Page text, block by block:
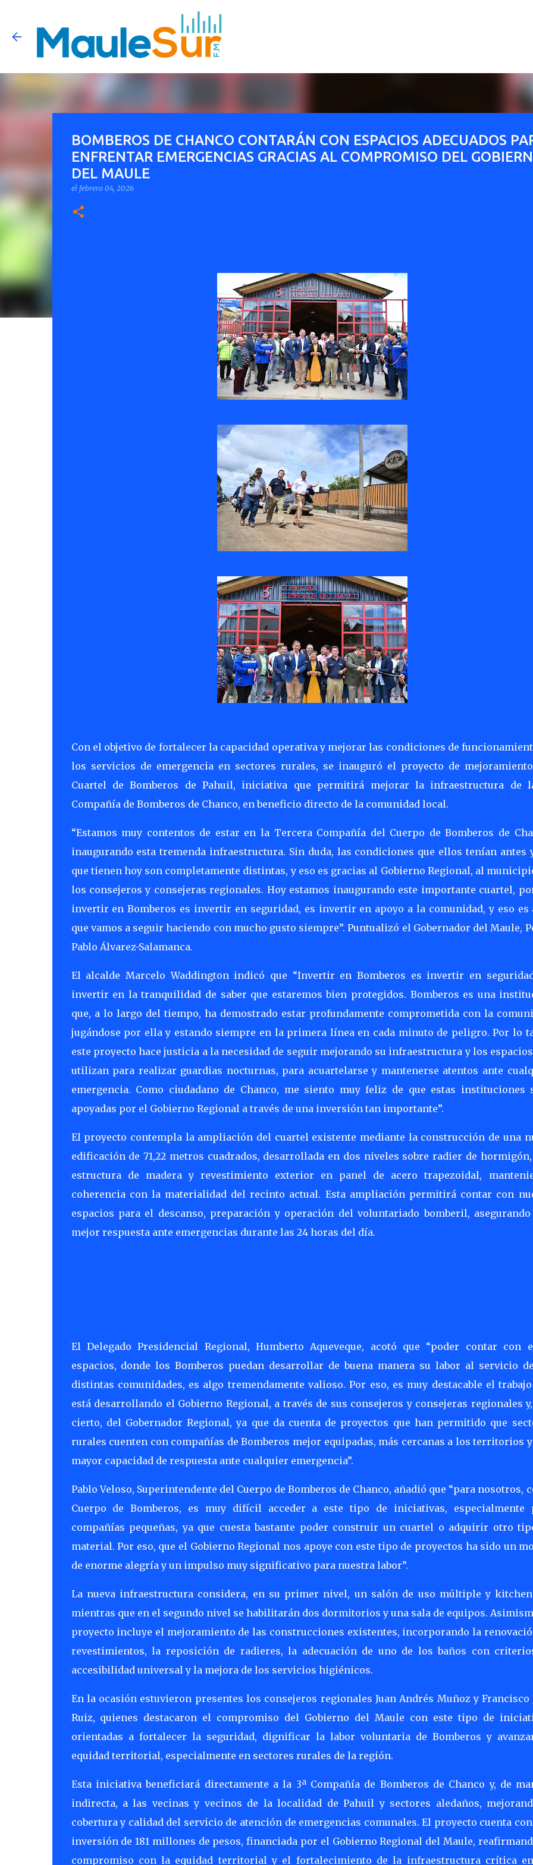
BOMBEROS DE CHANCO CONTARÁN CON ESPACIOS ADECUADOS
ENFRENTAR EMERGENCIAS GRACIAS AL COMPROMISO DEL
DEL MAULE
el febrero 04, 2026
Con el objetivo de fortalecer la capacidad operativa y mejorar las condiciones de
los servicios de emergencia en sectores rurales, se inauguró el proyecto de
Cuartel de Bomberos de Pahuil, iniciativa que permitirá mejorar la infraestructura de
Compañía de Bomberos de Chanco, en beneficio directo de la comunidad local.
“Estamos muy contentos de estar en la Tercera Compañía del Cuerpo de Bomberos de
inaugurando esta tremenda infraestructura. Sin duda, las condiciones que ellos tenían antes
que tienen hoy son completamente distintas, y eso es gracias al Gobierno Regional, al
los consejeros y consejeras regionales. Hoy estamos inaugurando este importante cuartel,
invertir en Bomberos es invertir en seguridad, es invertir en apoyo a la comunidad, y eso es
que vamos a seguir haciendo con mucho gusto siempre”. Puntualizó el Gobernador del Maule,
Pablo Álvarez-Salamanca.
El alcalde Marcelo Waddington indicó que “Invertir en Bomberos es invertir en
invertir en la tranquilidad de saber que estaremos bien protegidos. Bomberos es una
que, a lo largo del tiempo, ha demostrado estar profundamente comprometida con la
jugándose por ella y estando siempre en la primera línea en cada minuto de peligro. Por lo
este proyecto hace justicia a la necesidad de seguir mejorando su infraestructura y los
utilizan para realizar guardias nocturnas, para acuartelarse y mantenerse atentos ante
emergencia. Como ciudadano de Chanco, me siento muy feliz de que estas instituciones
apoyadas por el Gobierno Regional a través de una inversión tan importante”.
El proyecto contempla la ampliación del cuartel existente mediante la construcción de una
edificación de 71,22 metros cuadrados, desarrollada en dos niveles sobre radier de
estructura de madera y revestimiento exterior en panel de acero trapezoidal,
coherencia con la materialidad del recinto actual. Esta ampliación permitirá contar con
espacios para el descanso, preparación y operación del voluntariado bomberil,
mejor respuesta ante emergencias durante las 24 horas del día.
El Delegado Presidencial Regional, Humberto Aqueveque, acotó que “poder contar con
espacios, donde los Bomberos puedan desarrollar de buena manera su labor al servicio
distintas comunidades, es algo tremendamente valioso. Por eso, es muy destacable el trabajo
está desarrollando el Gobierno Regional, a través de sus consejeros y consejeras regionales
cierto, del Gobernador Regional, ya que da cuenta de proyectos que han permitido que
rurales cuenten con compañías de Bomberos mejor equipadas, más cercanas a los territorios
mayor capacidad de respuesta ante cualquier emergencia”.
Pablo Veloso, Superintendente del Cuerpo de Bomberos de Chanco, añadió que “para nosotros,
Cuerpo de Bomberos, es muy difícil acceder a este tipo de iniciativas, especialmente
compañías pequeñas, ya que cuesta bastante poder construir un cuartel o adquirir otro
material. Por eso, que el Gobierno Regional nos apoye con este tipo de proyectos ha sido un
de enorme alegría y un impulso muy significativo para nuestra labor”.
La nueva infraestructura considera, en su primer nivel, un salón de uso múltiple y
mientras que en el segundo nivel se habilitarán dos dormitorios y una sala de equipos.
proyecto incluye el mejoramiento de las construcciones existentes, incorporando la
revestimientos, la reposición de radieres, la adecuación de uno de los baños con
accesibilidad universal y la mejora de los servicios higiénicos.
En la ocasión estuvieron presentes los consejeros regionales Juan Andrés Muñoz y Francisco
Ruiz, quienes destacaron el compromiso del Gobierno del Maule con este tipo de
orientadas a fortalecer la seguridad, dignificar la labor voluntaria de Bomberos y
equidad territorial, especialmente en sectores rurales de la región.
Esta iniciativa beneficiará directamente a la 3ª Compañía de Bomberos de Chanco y, de
indirecta, a las vecinas y vecinos de la localidad de Pahuil y sectores aledaños,
cobertura y calidad del servicio de atención de emergencias comunales. El proyecto cuenta
inversión de 181 millones de pesos, financiada por el Gobierno Regional del Maule,
compromiso con la equidad territorial y el fortalecimiento de la infraestructura crítica